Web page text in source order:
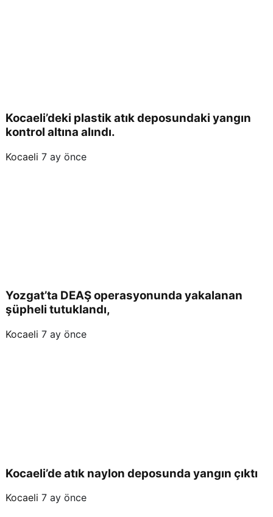
Kocaeli’deki plastik atık deposundaki yangın
kontrol altına alındı.
Kocaeli 7 ay önce
Yozgat’ta DEAŞ operasyonunda yakalanan
şüpheli tutuklandı,
Kocaeli 7 ay önce
Kocaeli’de atık naylon deposunda yangın çıktı
Kocaeli 7 ay önce